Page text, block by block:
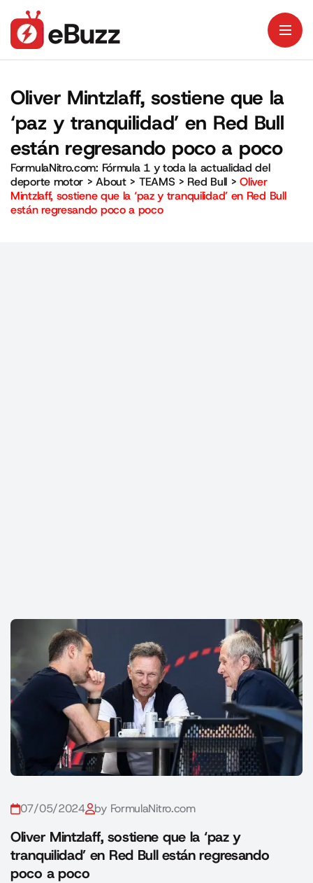
Oliver Mintzlaff, sostiene que la
‘paz y tranquilidad’ en Red Bull
están regresando poco a poco
FormulaNitro.com: Fórmula 1 y toda la actualidad del
deporte motor >About> TEAMS > Red Bull >Oliver
Mintzlaff, sostiene que la ‘paz y tranquilidad’ en Red Bull
están regresando poco a poco
07/05/2024 by FormulaNitro.com
Oliver Mintzlaff, sostiene que la ‘paz y
tranquilidad’ en Red Bull están regresando
poco a poco